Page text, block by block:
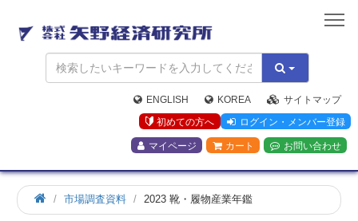
矢
野
経
済
研
究
所
ENGLISH KOREA
サイトマップ
初めての方へ
ログイン・メンバー登録
マイページ カート お問い合わせ
市場調査資料 2023 靴・履物産業年鑑